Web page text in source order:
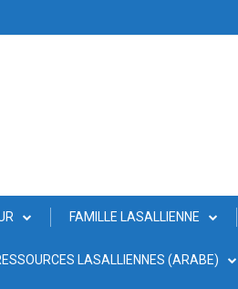
FAMILLE LASALLIENNE
LASALLIENNES (ARABE)